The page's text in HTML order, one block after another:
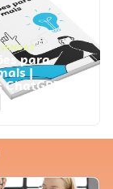
VENDAS
para
|
ChatGPT